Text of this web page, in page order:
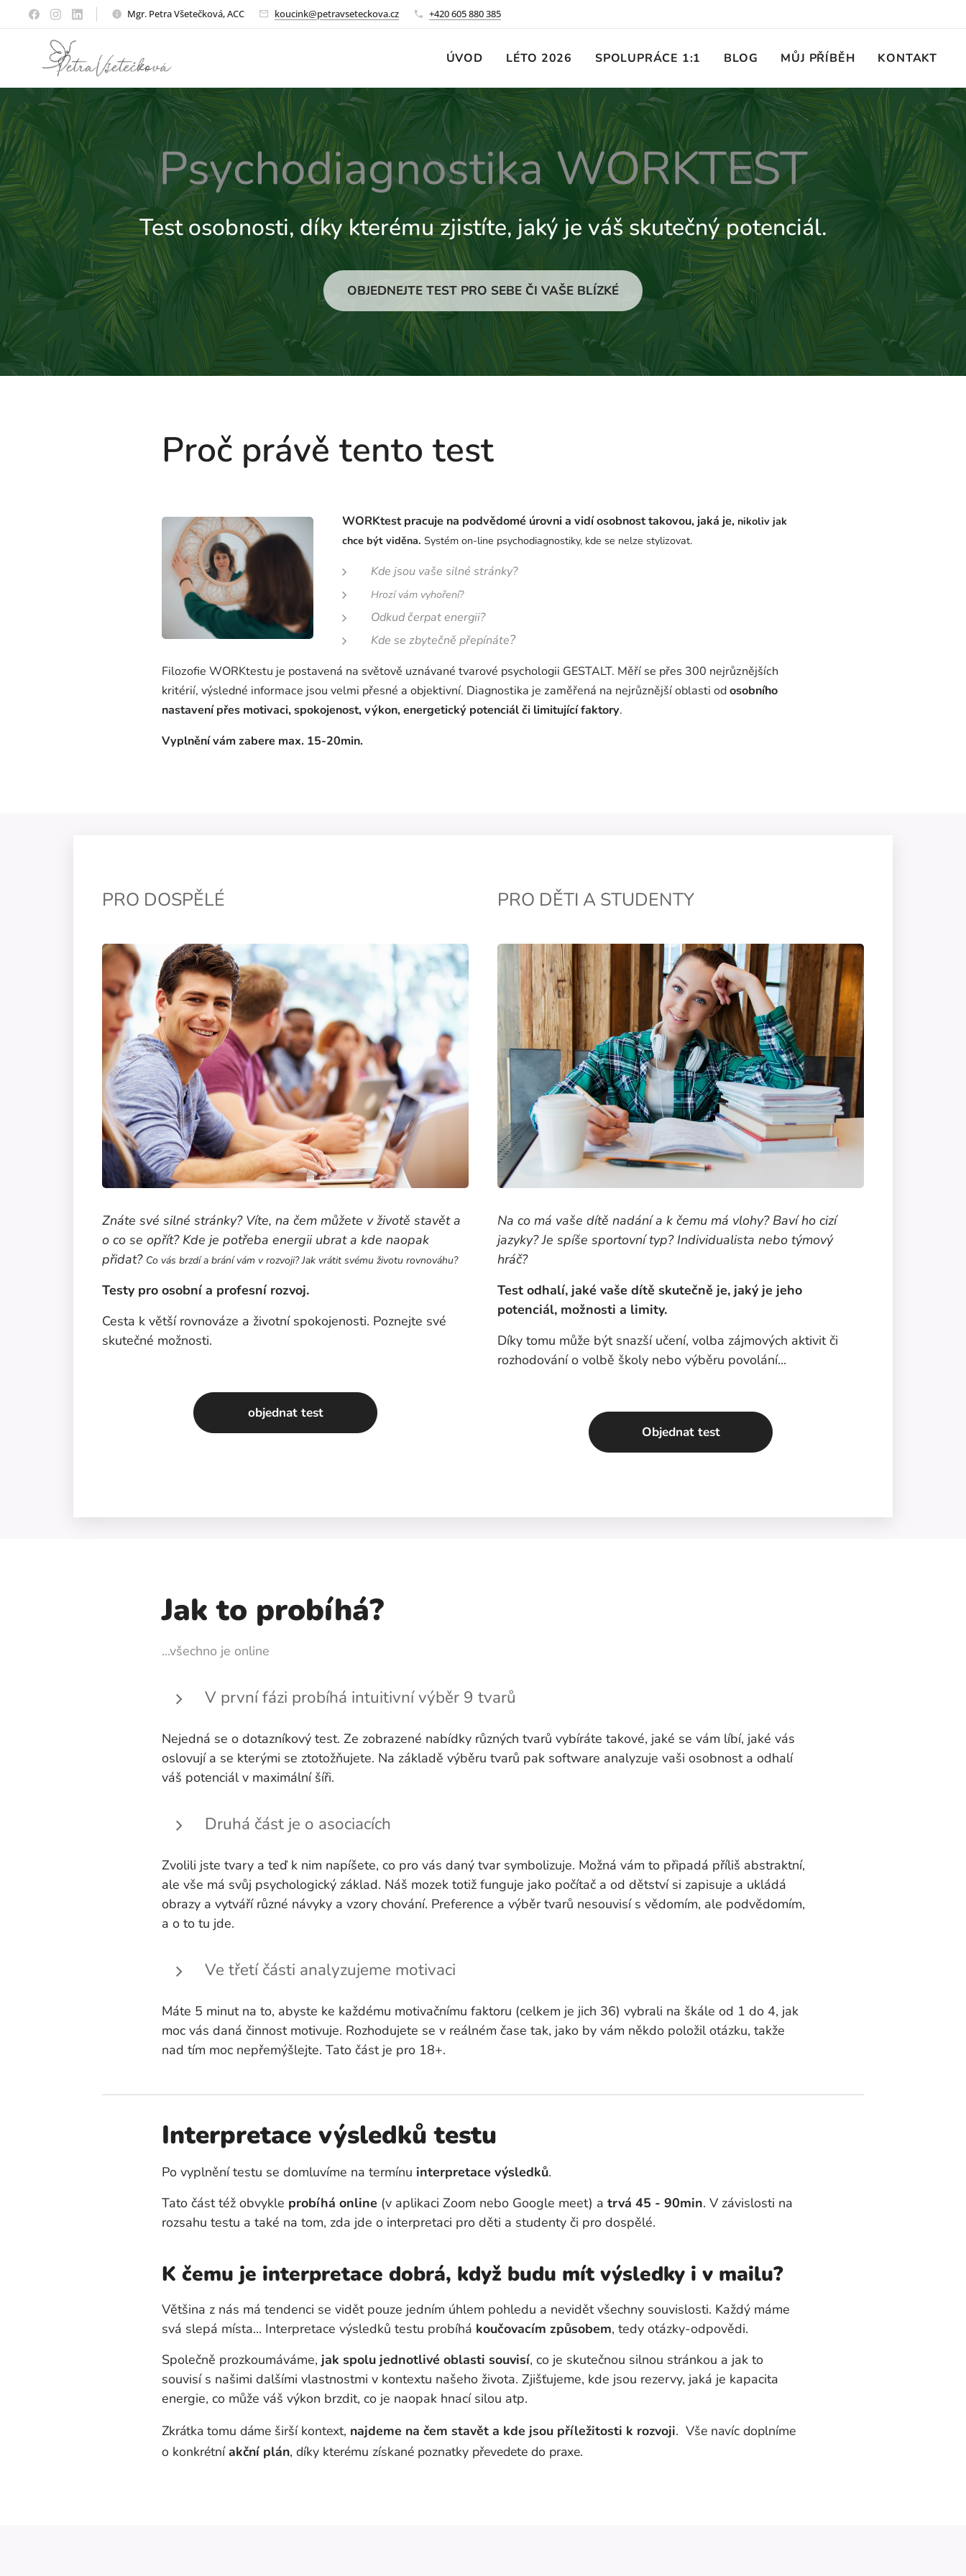
Mgr. Petra Všetečková, ACC koucink@petravseteckova.cz +420 605 880 385
ÚVOD LÉTO 2026 SPOLUPRÁCE 1:1 BLOG MŮJ PŘÍBĚH KONTAKT
Psychodiagnostika WORKTEST
Test osobnosti, díky kterému zjistíte, jaký je váš skutečný potenciál.
OBJEDNEJTE TEST PRO SEBE ČI VAŠE BLÍZKÉ
Proč právě tento test
WORKtest pracuje na podvědomé úrovni a vidí osobnost takovou, jaká je, nikoliv jak
chce být viděna. Systém on-line psychodiagnostiky, kde se nelze stylizovat.
Kde jsou vaše silné stránky?
Hrozí vám vyhoření?
Odkud čerpat energii?
Kde se zbytečně přepínáte?
Filozofie WORKtestu je postavená na světově uznávané tvarové psychologii GESTALT. Měří se přes 300 nejrůznějších
kritérií, výsledné informace jsou velmi přesné a objektivní. Diagnostika je zaměřená na nejrůznější oblasti odosobního
nastavení přes motivaci, spokojenost, výkon, energetický potenciál či limitující faktory.
Vyplnění vám zabere max. 15-20min.
PRO DOSPĚLÉ
Znáte své silné stránky? Víte, na čem můžete v životě stavět a
o co se opřít? Kde je potřeba energii ubrat a kde naopak
přidat? Co vás brzdí a brání vám v rozvoji?Jak vrátit svému životu rovnováhu?
Testy pro osobní a profesní rozvoj.
Cesta k větší rovnováze a životní spokojenosti. Poznejte své
skutečné možnosti.
objednat test
PRO DĚTI A STUDENTY
Na co má vaše dítě nadání a k čemu má vlohy? Baví ho cizí
jazyky? Je spíše sportovní typ? Individualista nebo týmový
hráč?
Test odhalí, jaké vaše dítě skutečně je, jaký je jeho
potenciál, možnosti a limity.
Díky tomu může být snazší učení, volba zájmových aktivit či
rozhodování o volbě školy nebo výběru povolání...
Objednat test
Jak to probíhá?
...všechno je online
V první fázi probíhá intuitivní výběr 9 tvarů
Nejedná se o dotazníkový test. Ze zobrazené nabídky různých tvarů vybíráte takové, jaké se vám líbí, jaké vás
oslovují a se kterými se ztotožňujete. Na základě výběru tvarů pak software analyzuje vaši osobnost a odhalí
váš potenciál v maximální šíři.
Druhá část je o asociacích
Zvolili jste tvary a teď k nim napíšete, co pro vás daný tvar symbolizuje. Možná vám to připadá příliš abstraktní,
ale vše má svůj psychologický základ. Náš mozek totiž funguje jako počítač a od dětství si zapisuje a ukládá
obrazy a vytváří různé návyky a vzory chování. Preference a výběr tvarů nesouvisí s vědomím, ale podvědomím,
a o to tu jde.
Ve třetí části analyzujeme motivaci
Máte 5 minut na to, abyste ke každému motivačnímu faktoru (celkem je jich 36) vybrali na škále od 1 do 4, jak
moc vás daná činnost motivuje. Rozhodujete se v reálném čase tak, jako by vám někdo položil otázku, takže
nad tím moc nepřemýšlejte. Tato část je pro 18+.
Interpretace výsledků testu
Po vyplnění testu se domluvíme na termínu interpretace výsledků.
Tato část též obvykle probíhá online (v aplikaci Zoom nebo Google meet) a trvá 45 - 90min. V závislosti na
rozsahu testu a také na tom, zda jde o interpretaci pro děti a studenty či pro dospělé.
K čemu je interpretace dobrá, když budu mít výsledky i v mailu?
Většina z nás má tendenci se vidět pouze jedním úhlem pohledu a nevidět všechny souvislosti. Každý máme
svá slepá místa... Interpretace výsledků testu probíhá koučovacím způsobem, tedy otázky-odpovědi.
Společně prozkoumáváme, jak spolu jednotlivé oblasti souvisí, co je skutečnou silnou stránkou a jak to
souvisí s našimi dalšími vlastnostmi v kontextu našeho života. Zjišťujeme, kde jsou rezervy, jaká je kapacita
energie, co může váš výkon brzdit, co je naopak hnací silou atp.
Zkrátka tomu dáme širší kontext, najdeme na čem stavět a kde jsou příležitosti k rozvoji. Vše navíc doplníme
o konkrétníakční plán, díky kterému získané poznatky převedete do praxe.